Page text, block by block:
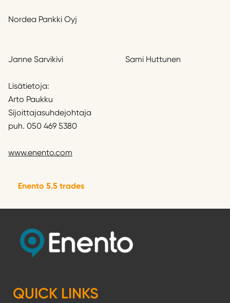
Nordea Pankki Oyj
Janne Sarvikivi Sami Huttunen
Lisätietoja:
Arto Paukku
Sijoittajasuhdejohtaja
puh. 050 469 5380
www.enento.com
Enento 5.5 trades
QUICK LINKS